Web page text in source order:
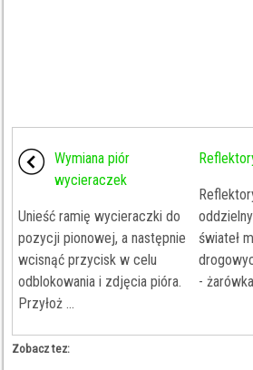
Wymiana piór
wycieraczek
Unieść ramię wycieraczki do
pozycji pionowej, a następnie
wcisnąć przycisk w celu
odblokowania i zdjęcia pióra.
Przyłoż ...
świateł
-
Zobacz tez: